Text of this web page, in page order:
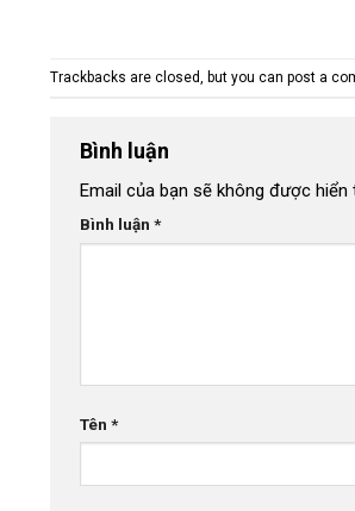
Trackbacks are closed, but you can post a
Bình luận
Email của bạn sẽ không được hiển
Bình luận *
Tên *